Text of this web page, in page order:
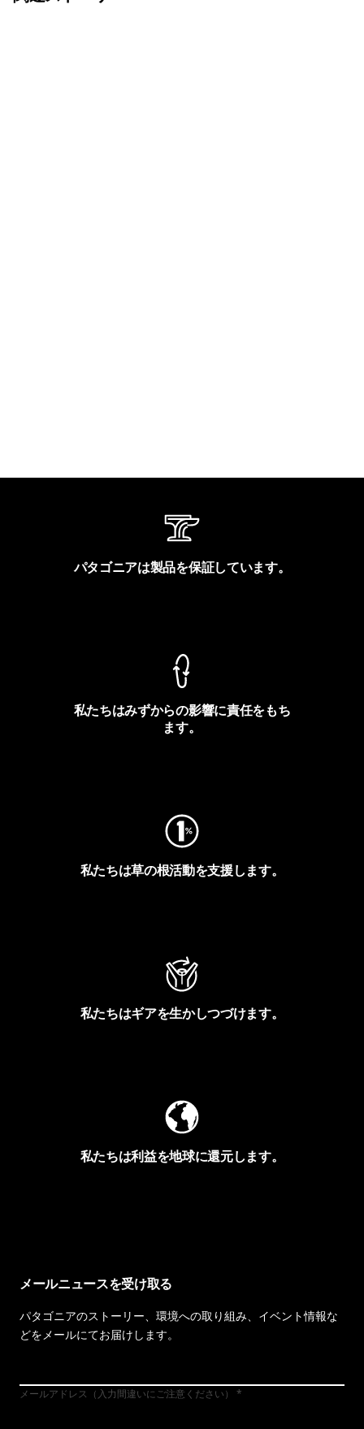
パタゴニアは製品を保証しています。
私たちはみずからの影響に責任をもち
ます。
私たちは草の根活動を支援します。
私たちはギアを生かしつづけます。
私たちは利益を地球に還元します。
メールニュースを受け取る
パタゴニアのストーリー、環境への取り組み、イベント情報な
どをメールにてお届けします。
メールアドレス（入力間違いにご注意ください）